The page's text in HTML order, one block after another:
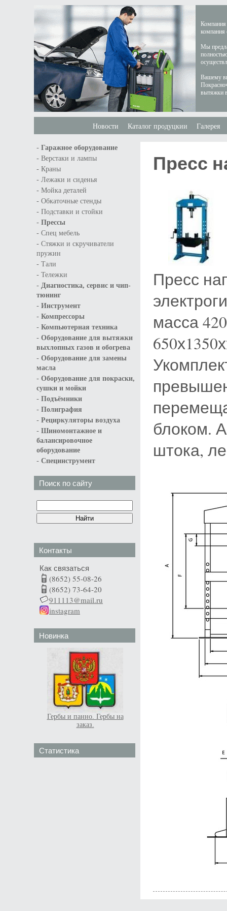
Компания
компания
Мы
Вашему
вытяжки
Новости Каталог продуцкии Галерея
- Гаражное оборудование
- Верстаки и лампы
- Краны
- Лежаки и сиденья
- Мойка деталей
- Обкаточные стенды
- Подставки и стойки
- Прессы
- Спец мебель
- Стяжки и скручиватели
пружин
- Тали
- Тележки
- Диагностика, сервис и чип-
тюнинг
- Инструмент
- Компрессоры
- Компьютерная техника
- Оборудование для вытяжки
выхлопных газов и обогрева
- Оборудование для замены
масла
- Оборудование для покраски,
сушки и мойки
- Подъёмники
- Полиграфия
- Рециркуляторы воздуха
- Шиномонтажное и
балансировочное
оборудование
- Специнструмент
Поиск по сайту
Контакты
Как связаться
(8652) 55-08-26
(8652) 73-64-20
911113@mail.ru
instagram
Новинка
Гербы и панно. Гербы на
заказ.
Статистика
Пресс
Пресс
масса
блоком.
штока,